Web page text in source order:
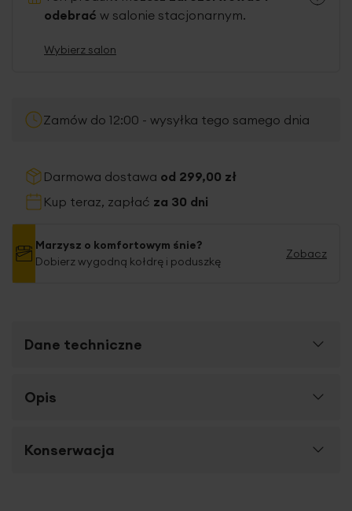
odebrać w salonie stacjonarnym.
Wybierz salon
Zamów do 12:00 - wysyłka tego samego dnia
Darmowa dostawa od 299,00 zł
Kup teraz, zapłać za 30 dni
Marzysz o komfortowym śnie?
Dobierz wygodną kołdrę i poduszkę
Zobacz
Dane techniczne
Więcej
informacji
SKU
Szerokość towaru
Opis
Komfortowy sen ma wpływ na naszą kondycję,
Konserwacja